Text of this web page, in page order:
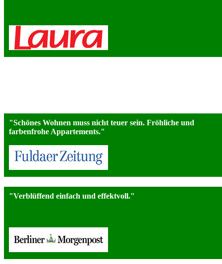
"Schönes Wohnen muss nicht teuer sein. Fröhliche und
farbenfrohe Appartements."
"Verblüffend einfach und effektvoll."